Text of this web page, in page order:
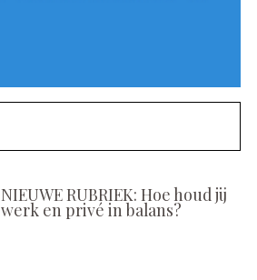
NIEUWE RUBRIEK: Hoe houd jij
werk en privé in balans?